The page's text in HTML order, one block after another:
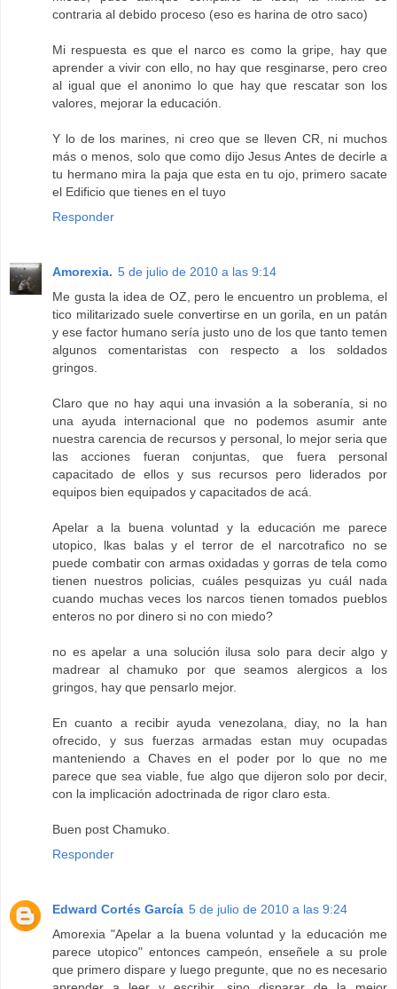
contraria al debido proceso (eso es harina de otro saco)
Mi respuesta es que el narco es como la gripe, hay que
aprender a vivir con ello, no hay que resginarse, pero creo
al igual que el anonimo lo que hay que rescatar son los
valores, mejorar la educación.
Y lo de los marines, ni creo que se lleven CR, ni muchos
más o menos, solo que como dijo Jesus Antes de decirle a
tu hermano mira la paja que esta en tu ojo, primero sacate
el Edificio que tienes en el tuyo
Responder
Amorexia. 5 de julio de 2010 a las 9:14
Me gusta la idea de OZ, pero le encuentro un problema, el
tico militarizado suele convertirse en un gorila, en un patán
y ese factor humano sería justo uno de los que tanto temen
algunos comentaristas con respecto a los soldados
gringos.
Claro que no hay aqui una invasión a la soberanía, si no
una ayuda internacional que no podemos asumir ante
nuestra carencia de recursos y personal, lo mejor seria que
las acciones fueran conjuntas, que fuera personal
capacitado de ellos y sus recursos pero liderados por
equipos bien equipados y capacitados de acá.
Apelar a la buena voluntad y la educación me parece
utopico, lkas balas y el terror de el narcotrafico no se
puede combatir con armas oxidadas y gorras de tela como
tienen nuestros policias, cuáles pesquizas yu cuál nada
cuando muchas veces los narcos tienen tomados pueblos
enteros no por dinero si no con miedo?
no es apelar a una solución ilusa solo para decir algo y
madrear al chamuko por que seamos alergicos a los
gringos, hay que pensarlo mejor.
En cuanto a recibir ayuda venezolana, diay, no la han
ofrecido, y sus fuerzas armadas estan muy ocupadas
manteniendo a Chaves en el poder por lo que no me
parece que sea viable, fue algo que dijeron solo por decir,
con la implicación adoctrinada de rigor claro esta.
Buen post Chamuko.
Responder
Edward Cortés García 5 de julio de 2010 a las 9:24
Amorexia "Apelar a la buena voluntad y la educación me
parece utopico" entonces campeón, enseñele a su prole
que primero dispare y luego pregunte, que no es necesario